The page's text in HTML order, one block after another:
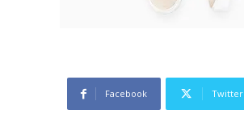
Facebook Twitter